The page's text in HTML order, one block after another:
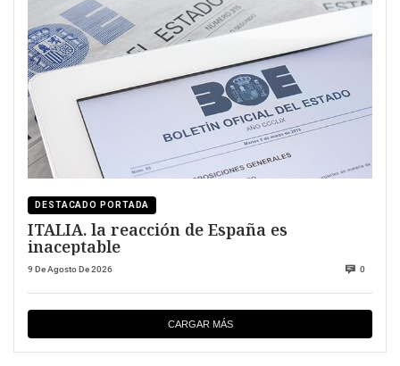
DESTACADO PORTADA
ITALIA. la reacción de España es
inaceptable
9 De Agosto De 2026 0
CARGAR MÁS